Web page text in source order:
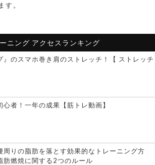
す。
ニング アクセスランキング
』のスマホ巻き肩のストレッチ！【 ストレッチ
心者！一年の成果【筋トレ動画】
周りの脂肪を落とす効果的なトレーニング方
肪燃焼に関する2つのルール